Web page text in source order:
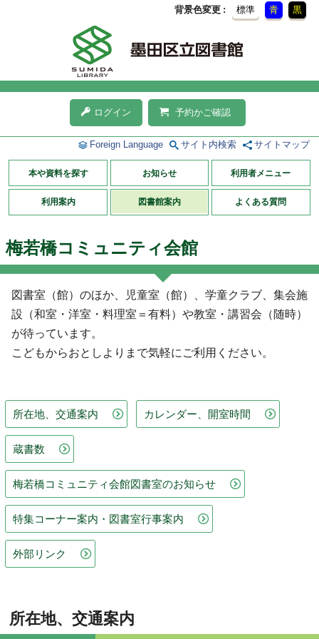
背景色変更 標準 青 黒
ログイン 予約かご確認
Foreign Language サイト内検索 サイトマップ
本や資料を探す お知らせ 利用者メニュー
利用案内 図書館案内 よくある質問
梅若橋コミュニティ会館
図書室（館）のほか、児童室（館）、学童クラブ、集会施
設（和室・洋室・料理室＝有料）や教室・講習会（随時）
が待っています。
こどもからおとしよりまで気軽にご利用ください。
所在地、交通案内 カレンダー、開室時間
蔵書数
梅若橋コミュニティ会館図書室のお知らせ
特集コーナー案内・図書室行事案内
外部リンク
所在地、交通案内